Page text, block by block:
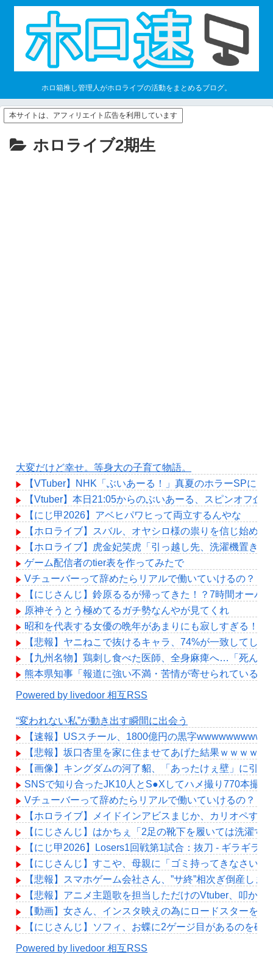
ホロ箱推し管理人がホロライブの活動をまとめるブログ。
本サイトは、アフィリエイト広告を利用しています
ホロライブ2期生
大変だけど幸せ。等身大の子育て物語。
【VTuber】NHK「ぶいあーる！」真夏のホラーSPに
【Vtuber】本日21:05からのぶいあーる、スピンオフ企
【にじ甲2026】アベヒパワヒって両立するんやな
【ホロライブ】スバル、オヤシロ様の祟りを信じ始める
【ホロライブ】虎金妃笑虎「引っ越し先、洗濯機置き
ゲーム配信者のtier表を作ってみたで
Vチューバーって辞めたらリアルで働いていけるの？
【にじさんじ】鈴原るるが帰ってきた！？7時間オー
原神そうとう極めてるガチ勢なんやが見てくれ
昭和を代表する女優の晩年があまりにも寂しすぎる！
【悲報】ヤニねこで抜けるキャラ、74%が一致してしま
【九州名物】鶏刺し食べた医師、全身麻痺へ…「死ん
熊本県知事「報道に強い不満・苦情が寄せられている
Powered by livedoor 相互RSS
“変われない私”が動き出す瞬間に出会う
【速報】USスチール、1800億円の黒字
【悲報】坂口杏里を家に住ませてあげた結果ｗｗｗｗ
【画像】キングダムの河了貂、「あったけぇ壁」に引
SNSで知り合ったJK10人とS●Xしてハメ撮り770本撮
Vチューバーって辞めたらリアルで働いていけるの？
【ホロライブ】メイドインアビスまじか、カリオペすげ
【にじさんじ】はかちぇ「2足の靴下を履いては洗濯
【にじ甲2026】Losers1回戦第1試合：抜刀 - ギラギラ
【にじさんじ】すこや、母親に「ゴミ持ってきなさい
【悲報】スマホゲーム会社さん、”サ終”相次ぎ倒産しま
【悲報】アニメ主題歌を担当しただけのVtuber、叩かれ
【動画】女さん、インスタ映えの為にロードスターを
【にじさんじ】ソフィ、お蝶に2ゲージ目があるのを確
Powered by livedoor 相互RSS